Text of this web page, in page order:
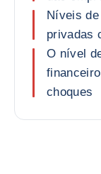
Níveis
privadas
O nível
choques